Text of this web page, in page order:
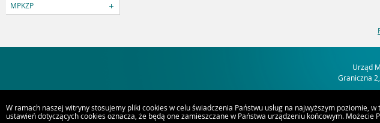
MPKZP
Urząd
Graniczna
W ramach naszej witryny stosujemy pliki cookies w celu świadczenia Państwu usług na najwyższym poziomie,
ustawień dotyczących cookies oznacza, że będą one zamieszczane w Państwa urządzeniu końcowym.